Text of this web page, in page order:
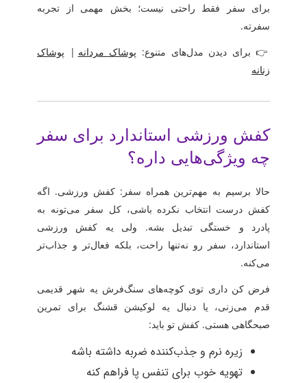
برای سفر فقط راحتی نیست؛ بخش مهمی از تجربه
سفرته.
👉 برای دیدن مدل‌های متنوع: پوشاک مردانه | پوشاک
زنانه
کفش ورزشی استاندارد برای سفر
چه ویژگی‌هایی داره؟
حالا برسیم به مهم‌ترین همراه سفر: کفش ورزشی. اگه
کفش درست انتخاب نکرده باشی، کل سفر می‌تونه به
پادرد و خستگی تبدیل بشه. ولی یه کفش ورزشی
استاندارد، سفر رو نه‌تنها راحت، بلکه فعال‌تر و جذاب‌تر
می‌کنه.
فرض کن داری توی کوچه‌های سنگ‌فرش یه شهر قدیمی
قدم می‌زنی، یا دنبال یه لوکیشن قشنگ برای تمرین
صبحگاهی هستی. کفش تو باید:
زیره نرم و جذب‌کننده ضربه داشته باشه
تهویه خوب برای تنفس پا فراهم کنه